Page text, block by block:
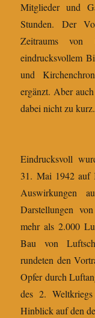
Mitglieder und
Stunden. Der
Zeitraums
eindrucksvollem
und
ergänzt. Aber
dabei nicht zu kurz.
Eindrucksvoll
31. Mai 1942 auf
Auswirkungen
Darstellungen
mehr als 2.000
Bau von
rundeten den
Opfer durch
des 2.
Hinblick auf den